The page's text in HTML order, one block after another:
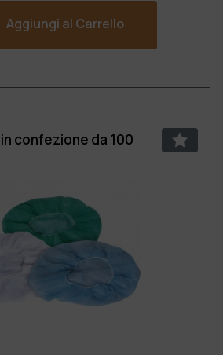
Aggiungi al Carrello
confezione da 100